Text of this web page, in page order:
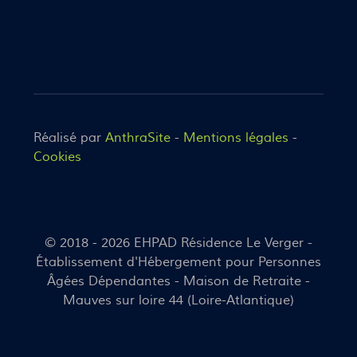
Réalisé par AnthraSite - Mentions légales -
Cookies
© 2018 - 2026 EHPAD Résidence Le Verger -
Établissement d'Hébergement pour Personnes
Âgées Dépendantes - Maison de Retraite -
Mauves sur loire 44 (Loire-Atlantique)